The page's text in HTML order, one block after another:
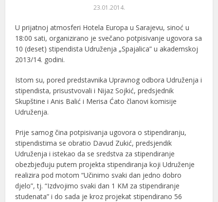
23.01.2014.
U prijatnoj atmosferi Hotela Europa u Sarajevu, sinoć u
18:00 sati, organizirano je svečano potpisivanje ugovora sa
10 (deset) stipendista Udruženja „Spajalica” u akademskoj
2013/14. godini.
Istom su, pored predstavnika Upravnog odbora Udruženja i
stipendista, prisustvovali i Nijaz Sojkić, predsjednik
Skupštine i Anis Balić i Merisa Ćato članovi komisije
Udruženja.
Prije samog čina potpisivanja ugovora o stipendiranju,
stipendistima se obratio Davud Zukić, predsjendik
Udruženja i istekao da se sredstva za stipendiranje
obezbjeđuju putem projekta stipendiranja koji Udruženje
realizira pod motom “Učinimo svaki dan jedno dobro
djelo”, tj. “Izdvojimo svaki dan 1 KM za stipendiranje
studenata” i do sada je kroz projekat stipendirano 56